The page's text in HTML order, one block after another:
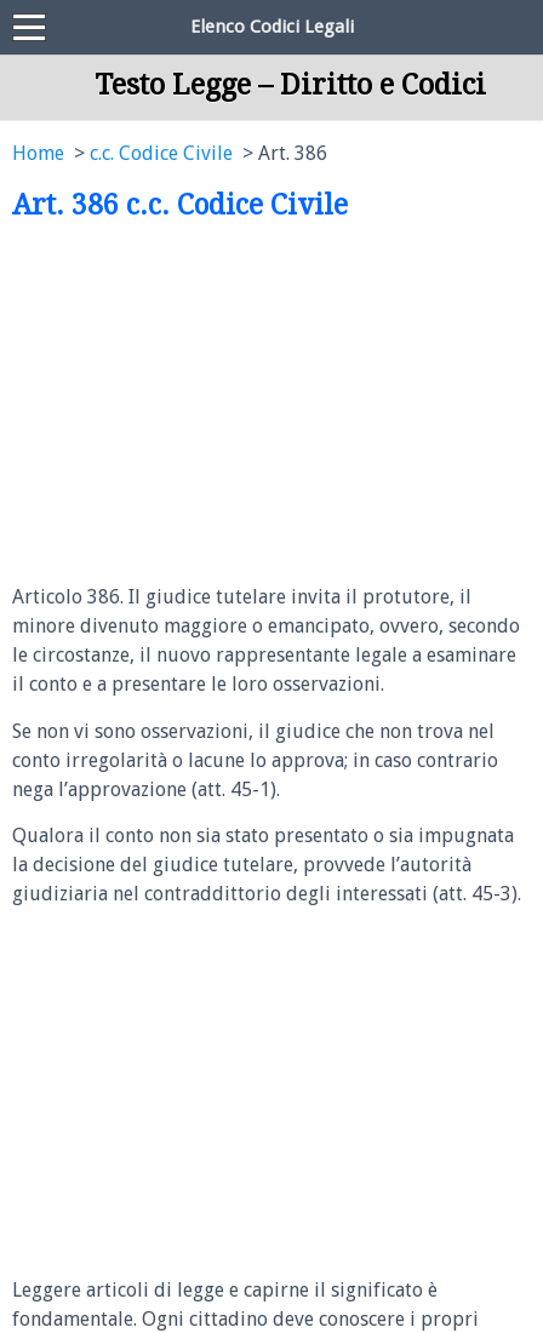
Elenco Codici Legali
Testo Legge – Diritto e Codici
Home c.c. Codice Civile Art. 386
Art. 386 c.c. Codice Civile
Articolo 386. Il giudice tutelare invita il protutore, il
minore divenuto maggiore o emancipato, ovvero, secondo
le circostanze, il nuovo rappresentante legale a esaminare
il conto e a presentare le loro osservazioni.
Se non vi sono osservazioni, il giudice che non trova nel
conto irregolarità o lacune lo approva; in caso contrario
nega l’approvazione (att. 45-1).
Qualora il conto non sia stato presentato o sia impugnata
la decisione del giudice tutelare, provvede l’autorità
giudiziaria nel contraddittorio degli interessati (att. 45-3).
Leggere articoli di legge e capirne il significato è
fondamentale. Ogni cittadino deve conoscere i propri